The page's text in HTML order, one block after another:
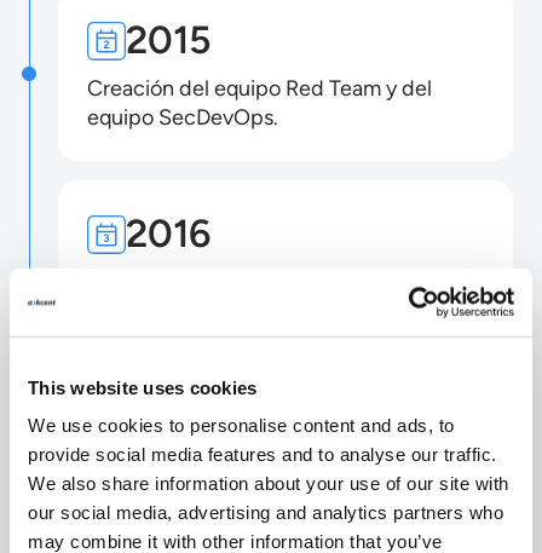
This website uses cookies
We use cookies to personalise content and ads, to
provide social media features and to analyse our traffic.
We also share information about your use of our site with
our social media, advertising and analytics partners who
may combine it with other information that you’ve
2015
Creación del equipo Red Team y del
equipo SecDevOps.
2016
Lanzamiento del primer SOC 100 %
basado completamente en la nube a
nivel mundial.
2017
Primera empresa en España en introducir
un servicio MDR.